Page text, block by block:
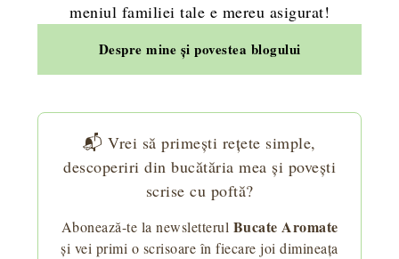
meniul familiei tale e mereu asigurat!
Despre mine și povestea blogului
📬 Vrei să primești rețete simple,
descoperiri din bucătăria mea și povești
scrise cu poftă?
Abonează-te la newsletterul Bucate Aromate
și vei primi o scrisoare în fiecare joi dimineața